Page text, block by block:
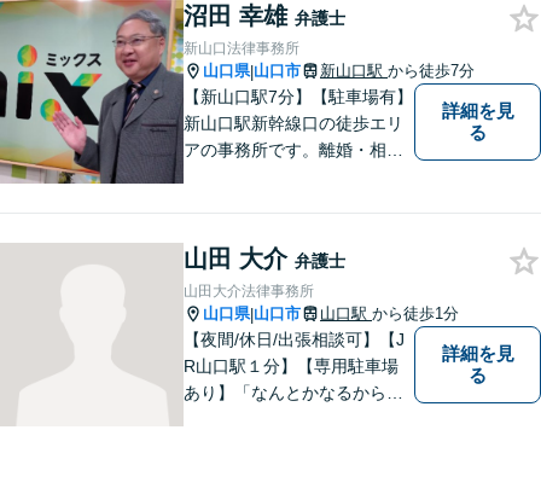
る弁護士が、客観的視点から
事案を検討し、最適の解決方
法を探ります。
沼田 幸雄 弁護士
新山口法律事務所
山口県|山口市 新山口駅 から徒歩7分
【新山口駅7分】【駐車場有】
新山口駅新幹線口の徒歩エリ
アの事務所です。離婚・相続
になることがあれば、おたず
ねください。
詳細を見
る
山田 大介 弁護士
山田大介法律事務所
山口県|山口市 山口駅 から徒歩1分
【夜間/休日/出張相談可】【J
R山口駅１分】【専用駐車場
あり】「なんとかなるから大
詳細を見
る